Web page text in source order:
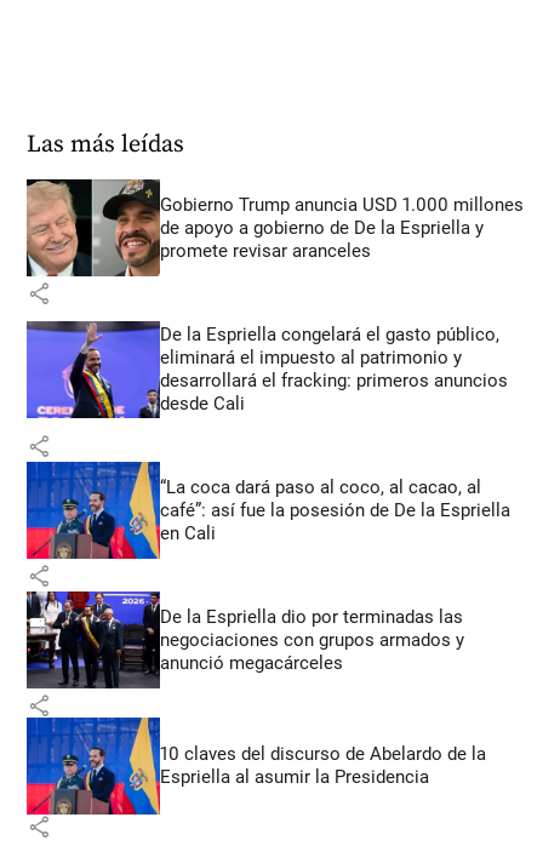
Las más leídas
Gobierno Trump anuncia USD 1.000 millones
de apoyo a gobierno de De la Espriella y
promete revisar aranceles
share
De la Espriella congelará el gasto público,
eliminará el impuesto al patrimonio y
desarrollará el fracking: primeros anuncios
desde Cali
share
“La coca dará paso al coco, al cacao, al
café”: así fue la posesión de De la Espriella
en Cali
share
De la Espriella dio por terminadas las
negociaciones con grupos armados y
anunció megacárceles
share
10 claves del discurso de Abelardo de la
Espriella al asumir la Presidencia
share